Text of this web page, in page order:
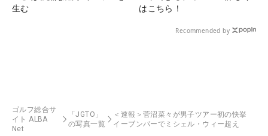
生む
はこちら！
Recommended by
ゴルフ総合サ
イト ALBA
Net
「JGTO」
の写真一覧
＜速報＞菅沼菜々が男子ツアー初の快挙
イーブンパーでミシェル・ウィー超え